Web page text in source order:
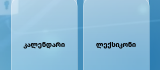
კალენდარი ლექსიკონი